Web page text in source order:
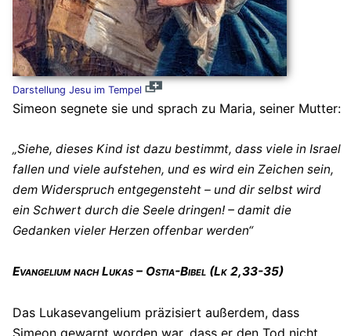
Darstellung Jesu im Tempel
Simeon segnete sie und sprach zu Maria, seiner Mutter:
„Siehe, dieses Kind ist dazu bestimmt, dass viele in Israel
fallen und viele aufstehen, und es wird ein Zeichen sein,
dem Widerspruch entgegensteht – und dir selbst wird
ein Schwert durch die Seele dringen! – damit die
Gedanken vieler Herzen offenbar werden“
Evangelium nach Lukas – Ostia-Bibel (Lk 2,33-35)
Das Lukasevangelium präzisiert außerdem, dass
Simeon gewarnt worden war, dass er den Tod nicht